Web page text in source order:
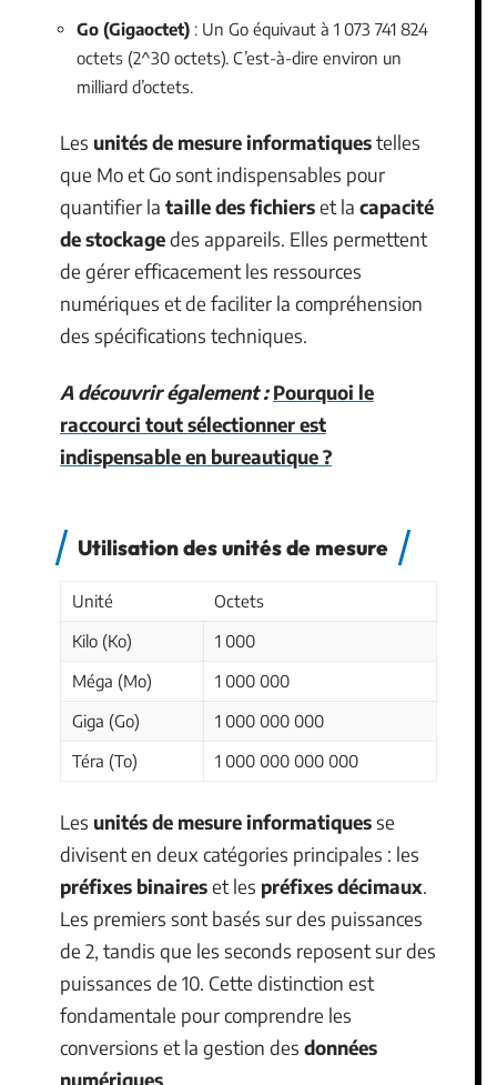
Go (Gigaoctet) : Un Go équivaut à 1 073 741 824
octets (2^30 octets). C’est-à-dire environ un
milliard d’octets.
Les unités de mesure informatiquestelles
que Mo et Go sont indispensables pour
quantifier la taille des fichierset la capacité
de stockagedes appareils. Elles permettent
de gérer efficacement les ressources
numériques et de faciliter la compréhension
des spécifications techniques.
A découvrir également : Pourquoi le
raccourci tout sélectionner est
indispensable en bureautique ?
Utilisation des unités de mesure
Unité
Octets
Kilo (Ko)
1 000
Méga (Mo)
1 000 000
Giga (Go)
1 000 000 000
Téra (To)
1 000 000 000 000
Les unités de mesure informatiquesse
divisent en deux catégories principales : les
préfixes binaireset les préfixes décimaux.
Les premiers sont basés sur des puissances
de 2, tandis que les seconds reposent sur des
puissances de 10. Cette distinction est
fondamentale pour comprendre les
conversions et la gestion des données
numériques